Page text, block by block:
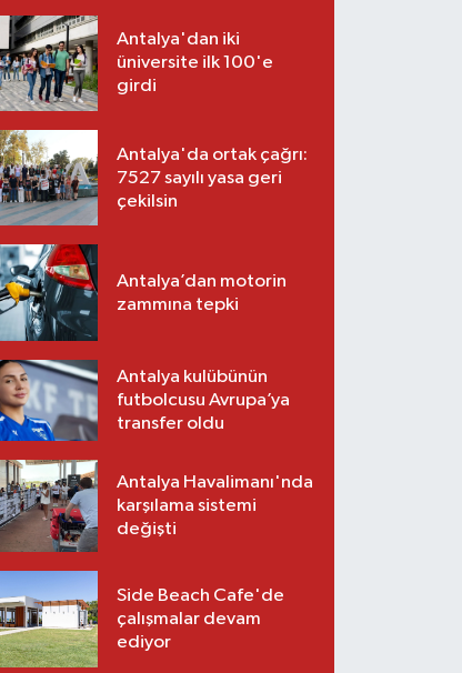
Antalya'dan iki
üniversite ilk 100'e
girdi
Antalya'da ortak çağrı:
7527 sayılı yasa geri
çekilsin
Antalya’dan motorin
zammına tepki
Antalya kulübünün
futbolcusu Avrupa’ya
transfer oldu
Antalya Havalimanı'nda
karşılama sistemi
değişti
Side Beach Cafe'de
çalışmalar devam
ediyor